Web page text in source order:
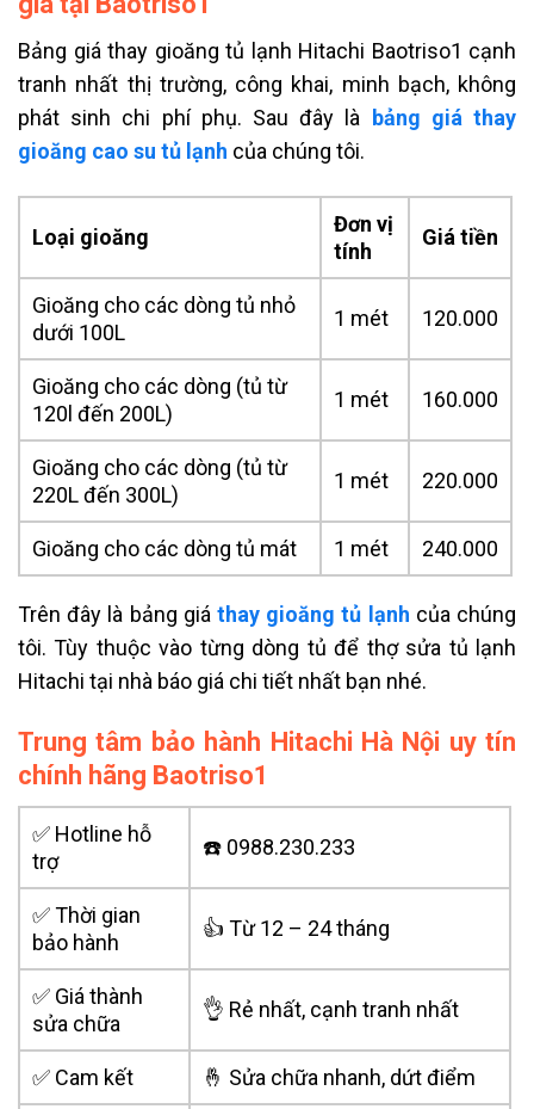
Bảng giá thay gioăng tủ lạnh Hitachi Baotriso1 cạnh
tranh nhất thị trường, công khai, minh bạch, không
phát sinh chi phí phụ. Sau đây là bảng giá thay
gioăng cao su tủ lạnh của chúng tôi.
Loại gioăng
Đơn vị
tính
Giá tiền
Gioăng cho các dòng tủ nhỏ
dưới 100L
1 mét 120.000
Gioăng cho các dòng (tủ từ
120l đến 200L)
1 mét 160.000
Gioăng cho các dòng (tủ từ
220L đến 300L)
1 mét 220.000
Gioăng cho các dòng tủ mát 1 mét 240.000
Trên đây là bảng giá thay gioăng tủ lạnh của chúng
tôi. Tùy thuộc vào từng dòng tủ để thợ sửa tủ lạnh
Hitachi tại nhà báo giá chi tiết nhất bạn nhé.
Trung tâm bảo hành Hitachi Hà Nội uy tín
chính hãng Baotriso1
✅ Hotline hỗ
trợ
☎️ 0988.230.233
✅ Thời gian
bảo hành
👍 Từ 12 – 24 tháng
✅ Giá thành
sửa chữa
👌 Rẻ nhất, cạnh tranh nhất
✅ Cam kết 🤞 Sửa chữa nhanh, dứt điểm